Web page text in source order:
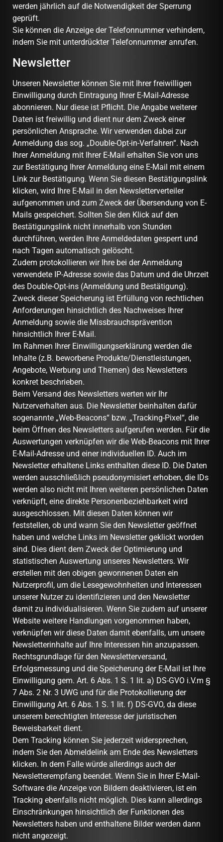
werden jährlich auf die Notwendigkeit der Sperrung
geprüft.
Sie können die Anzeige der Telefonnummer verhindern,
indem Sie mit unterdrückter Telefonnummer anrufen.
Newsletter
Unseren Newsletter können Sie mit Ihrer freiwilligen
Einwilligung durch Eintragung Ihrer E-Mail-Adresse
abonnieren. Nur diese ist Pflicht. Die Angabe weiterer
Daten ist freiwillig und dient nur dem Zweck einer
persönlichen Ansprache. Wir verwenden dabei zur
Anmeldung das sog. „Double-Opt-in-Verfahren“. Nach
Ihrer Anmeldung mit Ihrer E-Mail erhalten Sie von uns
zur Bestätigung Ihrer Anmeldung eine E-Mail mit einem
Link zur Bestätigung. Wenn Sie diesen Bestätigungslink
klicken, wird Ihre E-Mail in den Newsletterverteiler
aufgenommen und zum Zweck der Übersendung von E-
Mails gespeichert. Sollten Sie den Klick auf den
Bestätigungslink nicht innerhalb von Stunden
durchführen, werden Ihre Anmeldedaten gesperrt und
nach Tagen automatisch gelöscht.
Zudem protokollieren wir Ihre bei der Anmeldung
verwendete IP-Adresse sowie das Datum und die Uhrzeit
des Double-Opt-ins (Anmeldung und Bestätigung).
Zweck dieser Speicherung ist Erfüllung von rechtlichen
Anforderungen hinsichtlich des Nachweises Ihrer
Anmeldung sowie die Missbrauchsprävention
hinsichtlich Ihrer E-Mail.
Im Rahmen Ihrer Einwilligungserklärung werden die
Inhalte (z.B. beworbene Produkte/Dienstleistungen,
Angebote, Werbung und Themen) des Newsletters
konkret beschrieben.
Beim Versand des Newsletters werten wir Ihr
Nutzerverhalten aus. Die Newsletter beinhalten dafür
sogenannte „Web-Beacons“ bzw. „Tracking-Pixel“, die
beim Öffnen des Newsletters aufgerufen werden. Für die
Auswertungen verknüpfen wir die Web-Beacons mit Ihrer
E-Mail-Adresse und einer individuellen ID. Auch im
Newsletter erhaltene Links enthalten diese ID. Die Daten
werden ausschließlich pseudonymisiert erhoben, die IDs
werden also nicht mit Ihren weiteren persönlichen Daten
verknüpft, eine direkte Personenbeziehbarkeit wird
ausgeschlossen. Mit diesen Daten können wir
feststellen, ob und wann Sie den Newsletter geöffnet
haben und welche Links im Newsletter geklickt worden
sind. Dies dient dem Zweck der Optimierung und
statistischen Auswertung unseres Newsletters. Wir
erstellen mit den obigen gewonnenen Daten ein
Nutzerprofil, um die Lesegewohnheiten und Interessen
unserer Nutzer zu identifizieren und den Newsletter
damit zu individualisieren. Wenn Sie zudem auf unserer
Website weitere Handlungen vorgenommen haben,
verknüpfen wir diese Daten damit ebenfalls, um unsere
Newsletterinhalte auf Ihre Interessen hin anzupassen.
Rechtsgrundlage für den Newsletterversand,
Erfolgsmessung und die Speicherung der E-Mail ist Ihre
Einwilligung gem. Art. 6 Abs. 1 S. 1 lit. a) DS-GVO i.V.m §
7 Abs. 2 Nr. 3 UWG und für die Protokollierung der
Einwilligung Art. 6 Abs. 1 S. 1 lit. f) DS-GVO, da diese
unserem berechtigten Interesse der juristischen
Beweisbarkeit dient.
Dem Tracking können Sie jederzeit widersprechen,
indem Sie den Abmeldelink am Ende des Newsletters
klicken. In dem Falle würde allerdings auch der
Newsletterempfang beendet. Wenn Sie in Ihrer E-Mail-
Software die Anzeige von Bildern deaktivieren, ist ein
Tracking ebenfalls nicht möglich. Dies kann allerdings
Einschränkungen hinsichtlich der Funktionen des
Newsletters haben und enthaltene Bilder werden dann
nicht angezeigt.